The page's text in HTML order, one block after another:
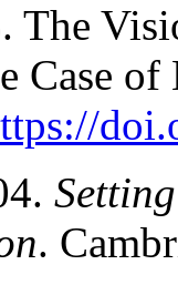
The
Case
.